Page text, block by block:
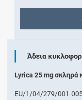
Άδεια
Lyrica 25 mg σκληρά
EU/1/04/279/001-